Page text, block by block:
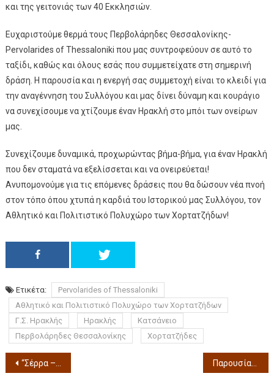
και της γειτονιάς των 40 Εκκλησιών.
Ευχαριστούμε θερμά τους Περβολάρηδες Θεσσαλονίκης-
Pervolarides of Thessaloniki που μας συντροφεύουν σε αυτό το
ταξίδι, καθώς και όλους εσάς που συμμετείχατε στη σημερινή
δράση. Η παρουσία και η ενεργή σας συμμετοχή είναι το κλειδί για
την αναγέννηση του Συλλόγου και μας δίνει δύναμη και κουράγιο
να συνεχίσουμε να χτίζουμε έναν Ηρακλή στο μπόι των ονείρων
μας.
Συνεχίζουμε δυναμικά, προχωρώντας βήμα-βήμα, για έναν Ηρακλή
που δεν σταματά να εξελίσσεται και να ονειρεύεται!
Ανυπομονούμε για τις επόμενες δράσεις που θα δώσουν νέα πνοή
στον τόπο όπου χτυπά η καρδιά του Ιστορικού μας Συλλόγου, τον
Αθλητικό και Πολιτιστικό Πολυχώρο των Χορτατζήδων!
Ετικέτα:
Pervolarides of Thessaloniki
Αθλητικό και Πολιτιστικό Πολυχώρο των Χορτατζήδων
Γ.Σ. Ηρακλής
Ηρακλής
Κατσάνειο
Περβολάρηδες Θεσσαλονίκης
Χορτατζήδες
“Σέρρα – Η Ψυχή του Πόντου” του Γιάννη Καλπούζου Με την Χρύσα Παπά Στο Θέατρο Αυλαία Για 4 μόνο παραστάσεις 31/10, 1,2,3/11 2024 Παρουσίαση της Ζαμάν Φουντ Stories #2 Κρατάει χρόνια αυτή η γεύση και αυτή η κολόνια με πολλές ιστορίες των εστιατορίων της Θεσσαλονίκης ( Δείτε το video )